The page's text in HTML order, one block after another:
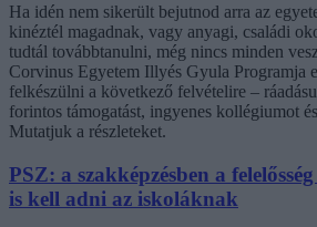
Ha idén nem sikerült bejutnod arra az
kinéztél magadnak, vagy anyagi, családi
tudtál továbbtanulni, még nincs minden
Corvinus Egyetem Illyés Gyula Programja
felkészülni a következő felvételire –
forintos támogatást, ingyenes kollégiumot
Mutatjuk a részleteket.
PSZ: a szakképzésben a
is kell adni az iskoláknak